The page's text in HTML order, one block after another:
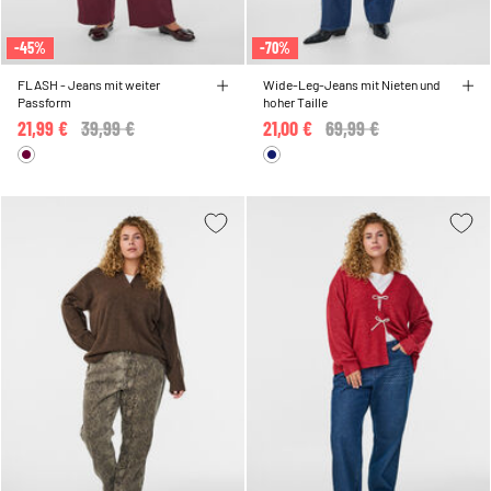
-45%
FLASH - Jeans mit weiter
Passform
Price reduced from
39,99 €
21,99 €
-70%
Wide-Leg-Jeans mit Nieten und
hoher Taille
Price reduced from
69,99 €
21,00 €